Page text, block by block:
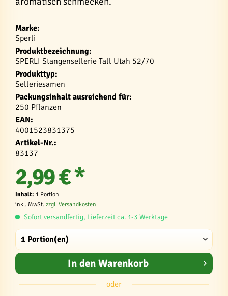
Marke:
Sperli
Produktbezeichnung:
SPERLI Stangensellerie Tall Utah 52/70
Produkttyp:
Selleriesamen
Packungsinhalt ausreichend für:
250 Pflanzen
EAN:
4001523831375
Artikel-Nr.:
83137
2,99 € *
Inhalt: 1 Portion
inkl. MwSt. zzgl. Versandkosten
Sofort versandfertig, Lieferzeit ca. 1-3 Werktage
In den Warenkorb
oder